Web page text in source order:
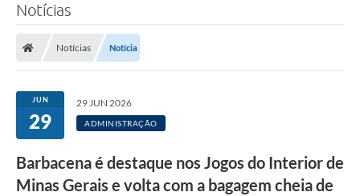
Meio Ambiente
Ouvidoria
Serviços
Notícias
Notícias Notícia
JUN
29
29 JUN 2026
ADMINISTRAÇÃO
Barbacena é destaque nos Jogos do Interior de
Minas Gerais e volta com a bagagem cheia de